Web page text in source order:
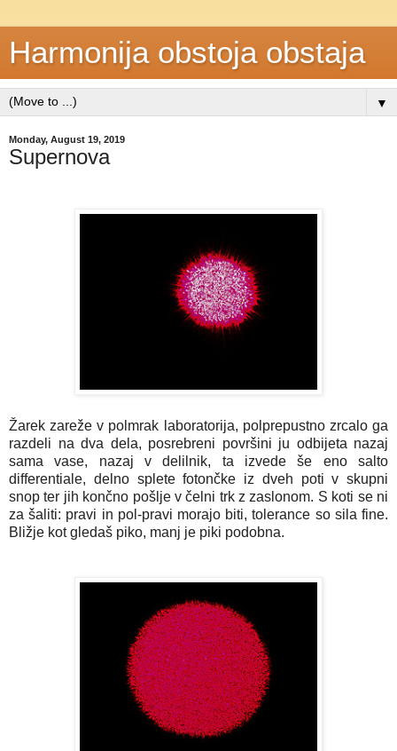
Harmonija obstoja obstaja
▼
Monday, August 19, 2019
Supernova
Žarek zareže v polmrak laboratorija, polprepustno zrcalo ga
razdeli na dva dela, posrebreni površini ju odbijeta nazaj
sama vase, nazaj v delilnik, ta izvede še eno salto
differentiale, delno splete fotončke iz dveh poti v skupni
snop ter jih končno pošlje v čelni trk z zaslonom. S koti se ni
za šaliti: pravi in pol-pravi morajo biti, tolerance so sila fine.
Bližje kot gledaš piko, manj je piki podobna.